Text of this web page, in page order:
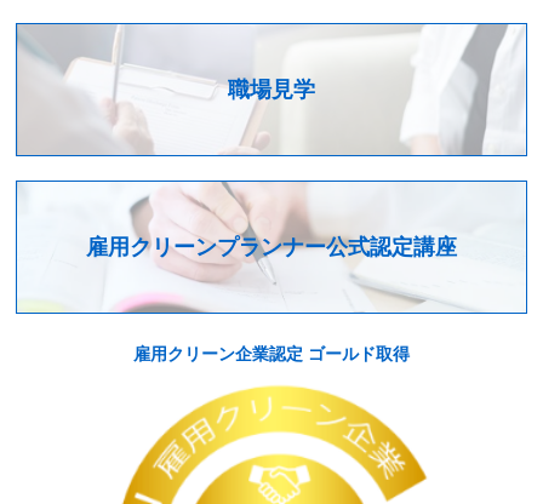
職場見学
雇用クリーンプランナー公式認定講座
雇用クリーン企業認定 ゴールド取得